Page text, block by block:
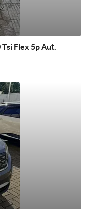
Flex 5p Aut.